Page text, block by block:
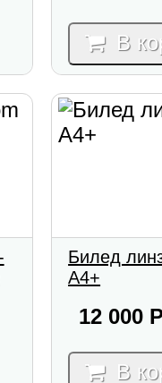
В
Билед
A4+
12 000
В